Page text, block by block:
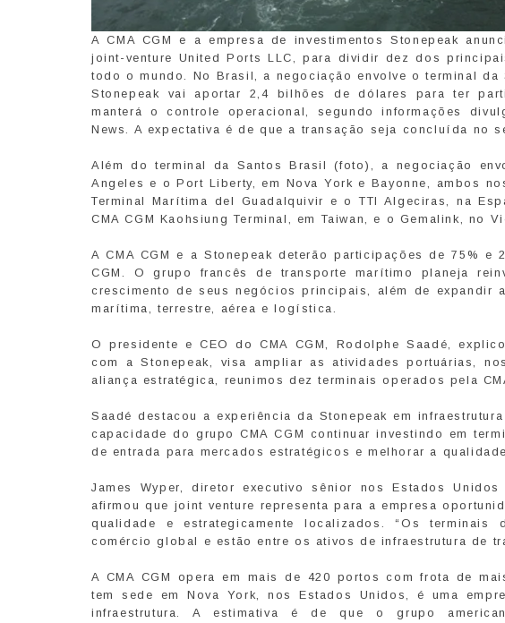
A CMA CGM e a empresa de investimentos Stonepeak
joint-venture United Ports LLC, para dividir dez dos
todo o mundo. No Brasil, a negociação envolve o terminal
Stonepeak vai aportar 2,4 bilhões de dólares para ter
manterá o controle operacional, segundo informações
News. A expectativa é de que a transação seja concluída no
Além do terminal da Santos Brasil (foto), a negociação
Angeles e o Port Liberty, em Nova York e Bayonne, ambos
Terminal Marítima del Guadalquivir e o TTI Algeciras, na
CMA CGM Kaohsiung Terminal, em Taiwan, e o Gemalink, no
A CMA CGM e a Stonepeak deterão participações de 75% e
CGM. O grupo francês de transporte marítimo planeja
crescimento de seus negócios principais, além de expandir
marítima, terrestre, aérea e logística.
O presidente e CEO do CMA CGM, Rodolphe Saadé,
com a Stonepeak, visa ampliar as atividades portuárias,
aliança estratégica, reunimos dez terminais operados pela
Saadé destacou a experiência da Stonepeak em
capacidade do grupo CMA CGM continuar investindo em
de entrada para mercados estratégicos e melhorar a
James Wyper, diretor executivo sênior nos Estados
afirmou que joint venture representa para a empresa
qualidade e estrategicamente localizados. “Os terminais
comércio global e estão entre os ativos de infraestrutura de
A CMA CGM opera em mais de 420 portos com frota de
tem sede em Nova York, nos Estados Unidos, é uma
infraestrutura. A estimativa é de que o grupo